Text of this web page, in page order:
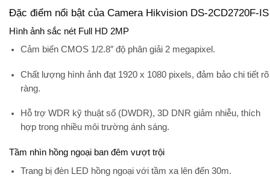
Đặc điểm nổi bật của Camera Hikvision DS-2CD2720F-IS
Hình ảnh sắc nét Full HD 2MP
Cảm biến CMOS 1/2.8″ độ phân giải 2 megapixel.
Chất lượng hình ảnh đạt 1920 x 1080 pixels, đảm bảo chi tiết rõ
ràng.
Hỗ trợ WDR kỹ thuật số (DWDR), 3D DNR giảm nhiễu, thích
hợp trong nhiều môi trường ánh sáng.
Tầm nhìn hồng ngoại ban đêm vượt trội
Trang bị đèn LED hồng ngoạivới tầm xa lên đến 30m.